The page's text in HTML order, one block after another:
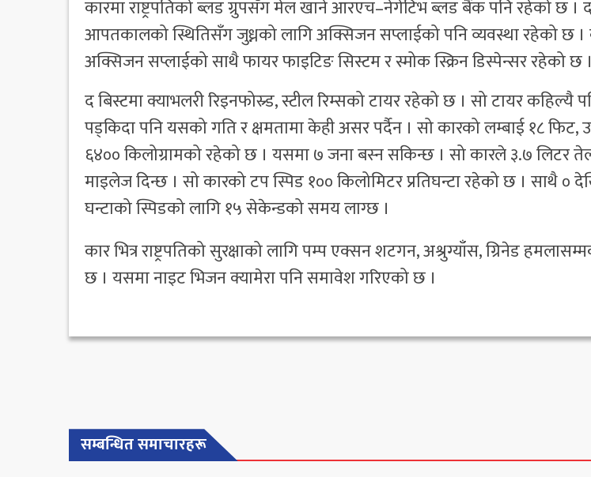
कारमा राष्ट्रपतिको ब्लड ग्रुपसँग मेल खाने आरएच–नेगेटिभ ब्लड बैंक पनि रहेको छ ।
आपतकालको स्थितिसँग जुध्नको लागि अक्सिजन सप्लाईको पनि व्यवस्था रहेको छ
अक्सिजन सप्लाईको साथै फायर फाइटिङ सिस्टम र स्मोक स्क्रिन डिस्पेन्सर रहेको छ ।
द बिस्टमा क्याभलरी रिइनफोस्र्ड, स्टील रिम्सको टायर रहेको छ । सो टायर कहिल्यै
पड्किदा पनि यसको गति र क्षमतामा केही असर पर्दैन । सो कारको लम्बाई १८ फिट,
६४०० किलोग्रामको रहेको छ । यसमा ७ जना बस्न सकिन्छ । सो कारले ३.७ लिटर
माइलेज दिन्छ । सो कारको टप स्पिड १०० किलोमिटर प्रतिघन्टा रहेको छ । साथै ०
घन्टाको स्पिडको लागि १५ सेकेन्डको समय लाग्छ ।
कार भित्र राष्ट्रपतिको सुरक्षाको लागि पम्प एक्सन शटगन, अश्रुग्याँस, ग्रिनेड
छ । यसमा नाइट भिजन क्यामेरा पनि समावेश गरिएको छ ।
सम्बन्धित समाचारहरू